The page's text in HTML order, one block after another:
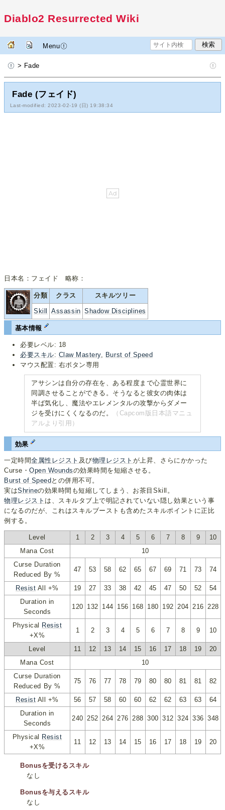
Diablo2 Resurrected Wiki
Menu
> Fade
Fade (フェイド)
Last-modified: 2023-02-19 (日) 19:38:34
日本名：フェイド 略称：
分類 クラス スキルツリー
Skill Assassin Shadow Disciplines
基本情報
必要レベル: 18
必要スキル: Claw Mastery, Burst of Speed
マウス配置: 右ボタン専用
アサシンは自分の存在を、ある程度まで心霊世界に
同調させることができる。そうなると彼女の肉体は
半ば気化し、魔法やエレメンタルの攻撃からダメー
ジを受けにくくなるのだ。
（Capcom版日本語マニュ
アルより引用）
効果
一定時間全属性レジスト 及び物理レジスト が上昇、さらにかかった
Curse・Open Woundsの効果時間を短縮させる。
Burst of Speed との併用不可。
実はShrineの効果時間も短縮してしまう、お茶目Skill。
物理レジスト は、スキルタブ上で明記されていない隠し効果という事
になるのだが、これはスキルブーストも含めたスキルポイントに正比
例する。
Level 1 2 3 4 5 6 7 8 9
10
Mana Cost
10
Curse Duration
Reduced By %
47 53 58 62 65 67 69 71 73 74
Resist All +% 19 27 33 38 42 45 47 50 52
54
Duration in
Seconds
120 132 144 156 168 180 192 204 216 228
Physical
Resist
+X%
1 2 3 4 5 6 7 8 9 10
Level 11 12 13 14 15 16 17 18 19
20
Mana Cost
10
Curse Duration
Reduced By %
75 76 77 78 79 80 80 81 81 82
Resist All +% 56 57 58 60 60 62 62 63 63
64
Duration in
Seconds
240 252 264 276 288 300 312 324 336 348
Physical
Resist
+X%
11 12 13 14 15 16 17 18 19 20
Bonusを受けるスキル
なし
Bonusを与えるスキル
なし